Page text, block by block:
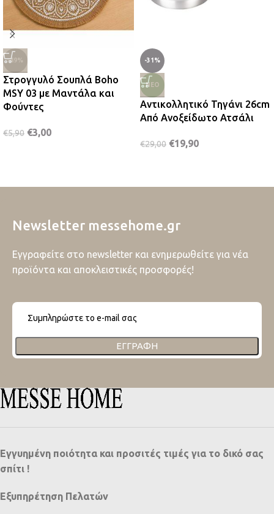
-49%
Στρογγυλό Σουπλά Boho
MSY 03 με Μαντάλα και
Φούντες
€5,90 €3,00
-31%
ΝΈΟ
Αντικολλητικό Τηγάνι 26cm
Από Ανοξείδωτο Ατσάλι
€29,00 €19,90
Newsletter messehome.gr
Εγγραφείτε στο newsletter και ενημερωθείτε για νέα
προϊόντα και αποκλειστικές προσφορές!
ΕΓΓΡΑΦΉ
Εγγυημένη ποιότητα και προσιτές τιμές για το δικό σας
σπίτι !
Εξυπηρέτηση Πελατών